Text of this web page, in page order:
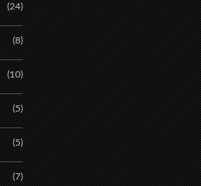
(24)
(8)
(10)
(5)
(5)
(7)